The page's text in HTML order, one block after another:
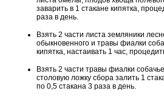
заварить в 1 стакане кипятка,
раза в день.
Взять 2 части листа земляники
обыкновенного и травы фиалки
кипятка, настаивать 1 час,
Взять 2 части травы фиалки
столовую ложку сбора залить 1
по 0,5 стакана 3 раза в день.